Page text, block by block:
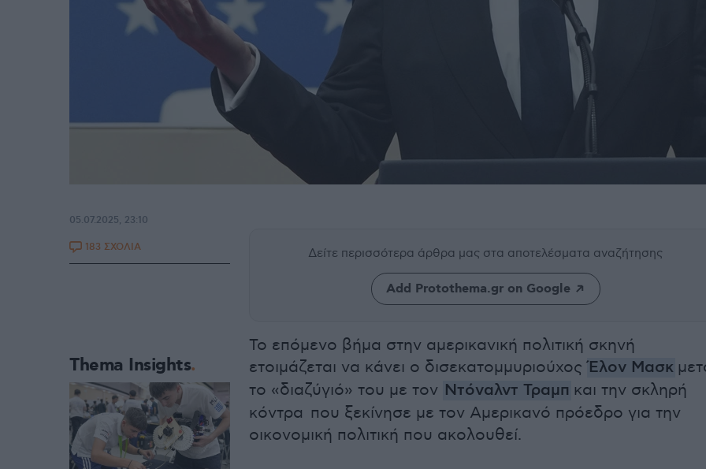
Δείτε περισσότερα άρθρα μας στα αποτελέσματα αναζήτησης
Add Protothema.gr on Google
Το επόμενο βήμα στην αμερικανική πολιτική σκηνή
ετοιμάζεται να κάνει ο δισεκατομμυριούχοςΈλον Μασκ
το «διαζύγιό» του με τον Ντόναλντ Τραμπ και την σκληρή
κόντρα που ξεκίνησε με τον Αμερικανό πρόεδρο για την
οικονομική πολιτική που ακολουθεί.
05.07.2025, 23:10
183 ΣΧΟΛΙΑ
Thema Insights